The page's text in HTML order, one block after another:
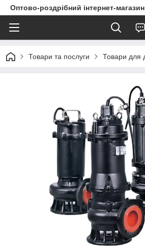
Оптово-роздрібний інтернет-
Товари та послуги Товари для